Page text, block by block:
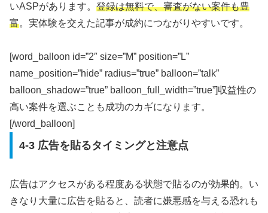
いASPがあります。 登録は無料で、審査がない案件も豊
富。実体験を交えた記事が成約につながりやすいです。
[word_balloon id=”2″ size=”M” position=”L”
name_position=”hide” radius=”true” balloon=”talk”
balloon_shadow=”true” balloon_full_width=”true”]収益性の
高い案件を選ぶことも成功のカギになります。
[/word_balloon]
4-3 広告を貼るタイミングと注意点
広告はアクセスがある程度ある状態で貼るのが効果的。い
きなり大量に広告を貼ると、読者に嫌悪感を与える恐れも